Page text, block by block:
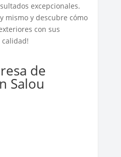
excepcionales.
mismo y descubre cómo
con sus
de
Salou